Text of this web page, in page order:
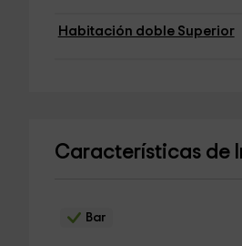
Habitación doble Superior
Características de
Bar